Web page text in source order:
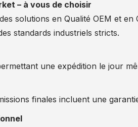
– à vous de choisir
solutions en Qualité OEM et
standards industriels stricts.
une expédition le jour
finales incluent une